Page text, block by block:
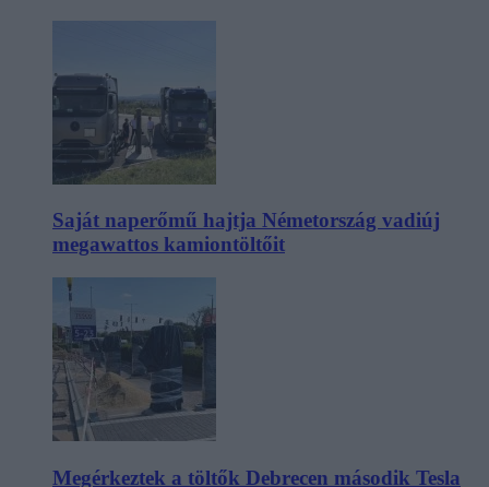
Saját naperőmű hajtja Németország vadiúj
megawattos kamiontöltőit
Megérkeztek a töltők Debrecen második Tesla